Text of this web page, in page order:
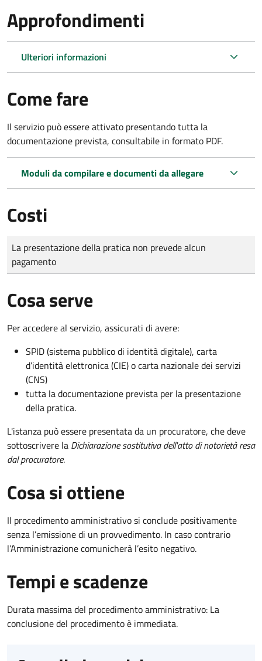
Approfondimenti
Ulteriori informazioni
Come fare
Il servizio può essere attivato presentando tutta la
documentazione prevista, consultabile in formato PDF.
Moduli da compilare e documenti da allegare
Costi
Tipo di pagamento
Importo
La presentazione della pratica non prevede alcun
pagamento
Cosa serve
Per accedere al servizio, assicurati di avere:
SPID (sistema pubblico di identità digitale), carta
d’identità elettronica (CIE) o carta nazionale dei servizi
(CNS)
tutta la documentazione prevista per la presentazione
della pratica.
L'istanza può essere presentata da un procuratore, che deve
sottoscrivere la Dichiarazione sostitutiva dell'atto di notorietà resa
dal procuratore.
Cosa si ottiene
Il procedimento amministrativo si conclude positivamente
senza l’emissione di un provvedimento. In caso contrario
l’Amministrazione comunicherà l’esito negativo.
Tempi e scadenze
Durata massima del procedimento amministrativo: La
conclusione del procedimento è immediata.